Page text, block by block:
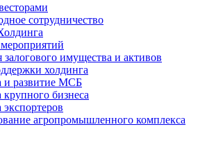
сотрудничество
залогового имущества и активов
холдинга
и развитие МСБ
бизнеса
агропромышленного комплекса